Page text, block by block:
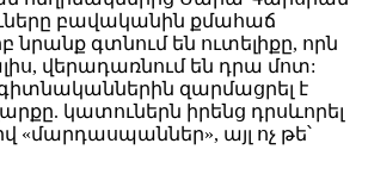
բավականին քմահաճ
նրանք գտնում են ուտելիքը, որն
վերադառնում են դրա մոտ:
գիտնականներին զարմացրել է
կատուներն իրենց դրսևորել
«մարդասպաններ», այլ ոչ թե՝